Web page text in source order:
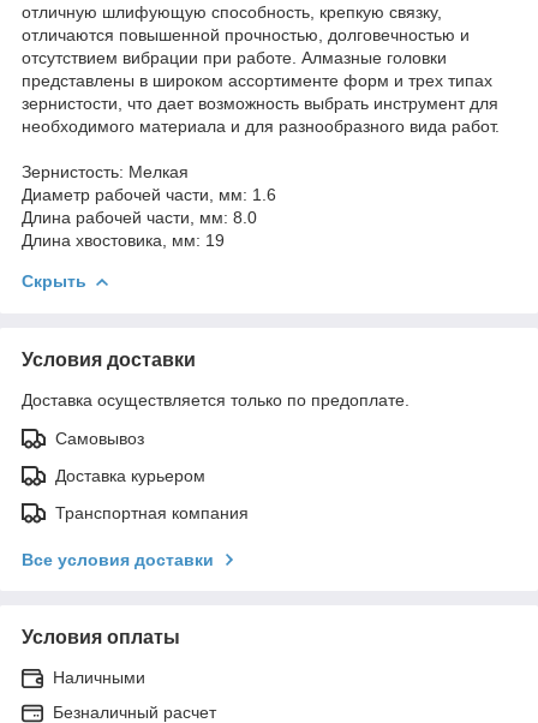
отличную шлифующую способность, крепкую связку,
отличаются повышенной прочностью, долговечностью и
отсутствием вибрации при работе. Алмазные головки
представлены в широком ассортименте форм и трех типах
зернистости, что дает возможность выбрать инструмент для
необходимого материала и для разнообразного вида работ.
Зернистость: Мелкая
Диаметр рабочей части, мм: 1.6
Длина рабочей части, мм: 8.0
Длина хвостовика, мм: 19
Скрыть
Условия доставки
Доставка осуществляется только по предоплате.
Самовывоз
Доставка курьером
Транспортная компания
Все условия доставки
Условия оплаты
Наличными
Безналичный расчет